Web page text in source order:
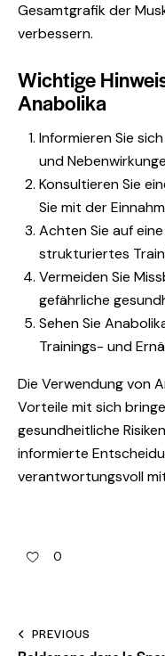
Gesamtgrafik der
verbessern.
Wichtige
Anabolika
Informieren Sie
und
Konsultieren Sie
Sie mit der
Achten Sie auf
strukturiertes
Vermeiden Sie
gefährliche
Sehen Sie
Trainings- und
Die Verwendung von
Vorteile mit sich
gesundheitliche
informierte
verantwortungsvoll
0
PREVIOUS